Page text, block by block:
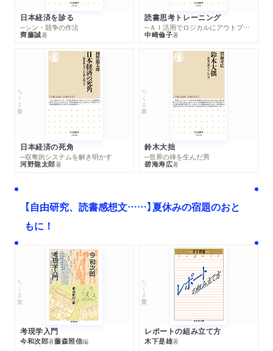
日本経済を診る
─シン・競争の作法
齊藤誠著
読書思考トレーニング
─ＡＩ活用でロジカルにアウトプットする技法
中崎倫子著
ちくま新書
日本経済の死角
─収奪的システムを解き明かす
河野龍太郎著
ちくま新書
鈴木大拙
─世界の禅を生んだ男
碧海寿広著
【自由研究、読書感想文……】夏休みの宿題のおと
もに！
ちくま文庫
考現学入門
今和次郎著藤森照信編
ちくま学芸文庫
レポートの組み立て方
木下是雄著